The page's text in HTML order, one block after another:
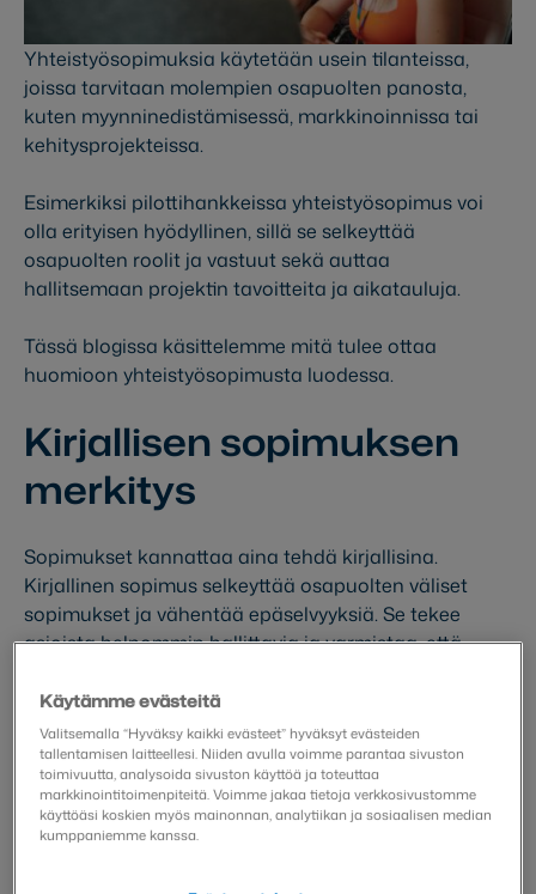
Yhteistyösopimuksia käytetään usein tilanteissa,
joissa tarvitaan molempien osapuolten panosta,
kuten myynninedistämisessä, markkinoinnissa tai
kehitysprojekteissa.
Esimerkiksi pilottihankkeissa yhteistyösopimus voi
olla erityisen hyödyllinen, sillä se selkeyttää
osapuolten roolit ja vastuut sekä auttaa
hallitsemaan projektin tavoitteita ja aikatauluja.
Tässä blogissa käsittelemme mitä tulee ottaa
huomioon yhteistyösopimusta luodessa.
Kirjallisen sopimuksen
merkitys
Sopimukset kannattaa aina tehdä kirjallisina.
Kirjallinen sopimus selkeyttää osapuolten väliset
sopimukset ja vähentää epäselvyyksiä. Se tekee
asioista helpommin hallittavia ja varmistaa, että
taloudelliset ehdot, ovat selkeästi kirjattuina.
Kun keskustelut yhteistyöstä aloitetaan, tehdään
tyypillisestisalassapitosopimuseli NDA. Jos
yhteistyöhön päädytään, yhteistyösopimuksen tulisi
sisältää salassapitoehto. Salassapitosopimuksen
Käytämme evästeitä
Valitsemalla “Hyväksy kaikki evästeet” hyväksyt evästeiden
tallentamisen laitteellesi. Niiden avulla voimme parantaa sivuston
toimivuutta, analysoida sivuston käyttöä ja toteuttaa
markkinointitoimenpiteitä. Voimme jakaa tietoja verkkosivustomme
käyttöäsi koskien myös mainonnan, analytiikan ja sosiaalisen median
kumppaniemme kanssa.